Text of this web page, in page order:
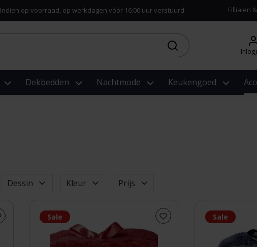
Indien op voorraad, op werkdagen vóór 16:00 uur verstuurd. Fillialen
Dekbedden Nachtmode Keukengoed
Dessin Kleur Prijs
Sale Sale